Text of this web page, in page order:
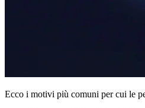
Ecco i motivi più comuni per cui le